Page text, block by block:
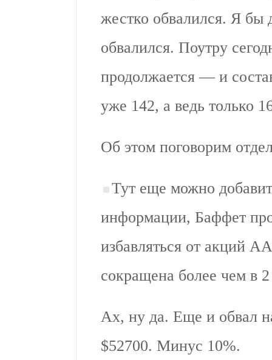
жестко обвалился. Я бы
обвалился. Поутру
продолжается — и
уже 142, а ведь только
Об этом поговорим
Тут еще можно
информации, Баффет
избавляться от акций
сокращена более чем в 2
Ах, ну да. Еще и обвал
$52700. Минус 10%.